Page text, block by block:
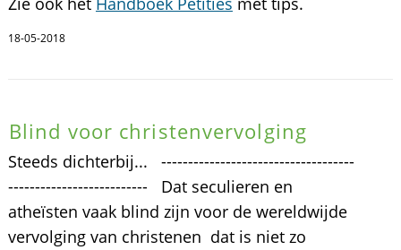
18-05-2018
Blind voor christenvervolging
Steeds dichterbij... ------------------------------------
-------------------------- Dat seculieren en
atheïsten vaak blind zijn voor de wereldwijde
vervolging van christenen  dat is niet zo